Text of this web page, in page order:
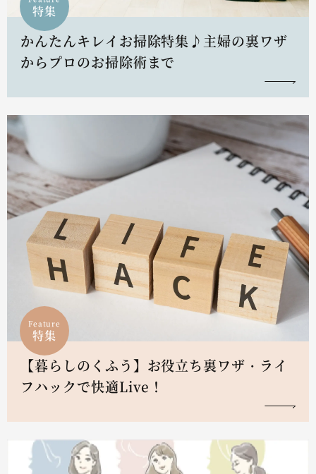
特集
かんたんキレイお掃除特集♪主婦の裏ワザ
からプロのお掃除術まで
Feature
特集
【暮らしのくふう】お役立ち裏ワザ・ライ
フハックで快適Live！